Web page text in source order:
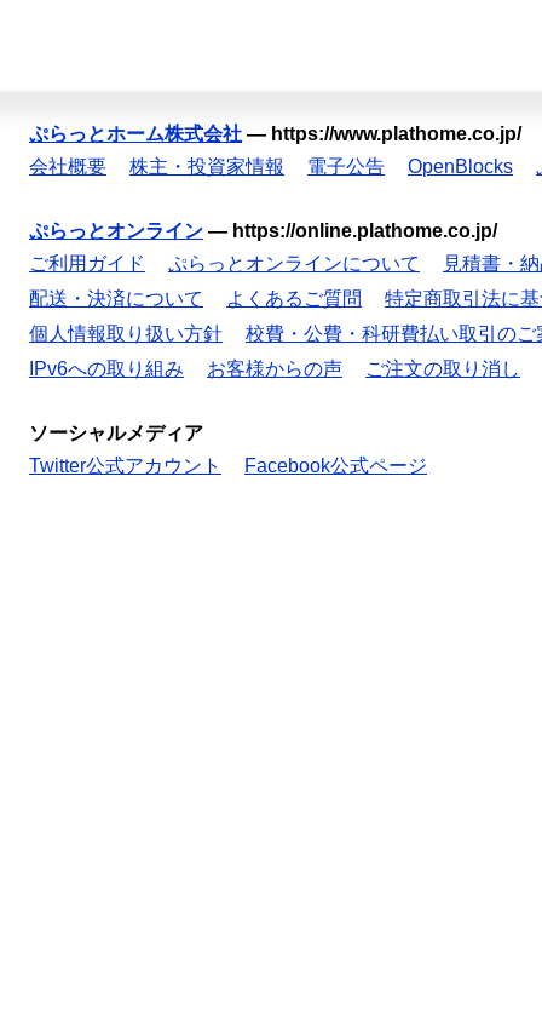
ぷらっとホーム株式会社 — https://www.plathome.co.jp/
会社概要
株主・投資家情報 電子公告 OpenBlocks
ぷらっとオンライン — https://online.plathome.co.jp/
ご利用ガイド
ぷらっとオンラインについて
見積書・
配送・決済について
よくあるご質問
特定商取引法に
個人情報取り扱い方針
校費・公費・科研費払い取引のご
IPv6への取り組み
お客様からの声 ご注文の取り消し
ソーシャルメディア
Twitter公式アカウント
Facebook公式ページ